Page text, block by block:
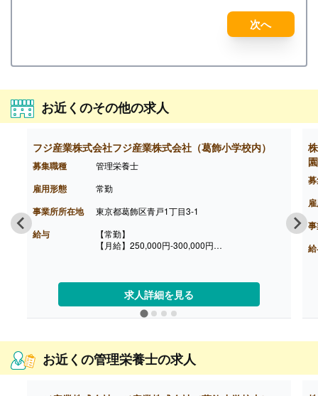
次へ
お近くのその他の求人
フジ産業株式会社フジ産業株式会社（葛飾小学校内）
募集職種 管理栄養士
雇用形態 常勤
事業所所在地 東京都葛飾区青戸1丁目3-1
給与
【常勤】
【月給】250,000円-300,000円
【通勤手当】あり（実費支給）
【退職金】無し
求人詳細を見る
お近くの管理栄養士の求人